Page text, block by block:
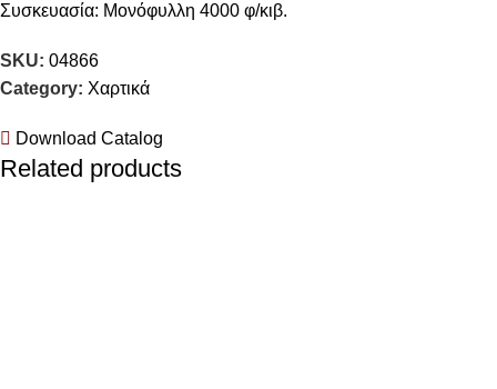
Συσκευασία: Μονόφυλλη 4000 φ/κιβ.
SKU: 04866
Category: Χαρτικά
Download Catalog
Related products